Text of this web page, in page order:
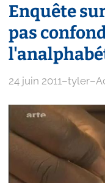
Enquête
pas
24 juin 2011–tyler–